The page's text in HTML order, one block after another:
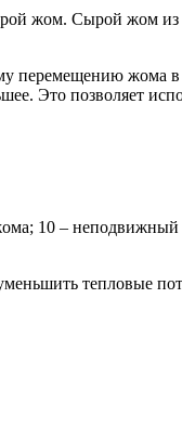
жом. Сырой жом
перемещению жома в
Это позволяет
10 –
тепловые